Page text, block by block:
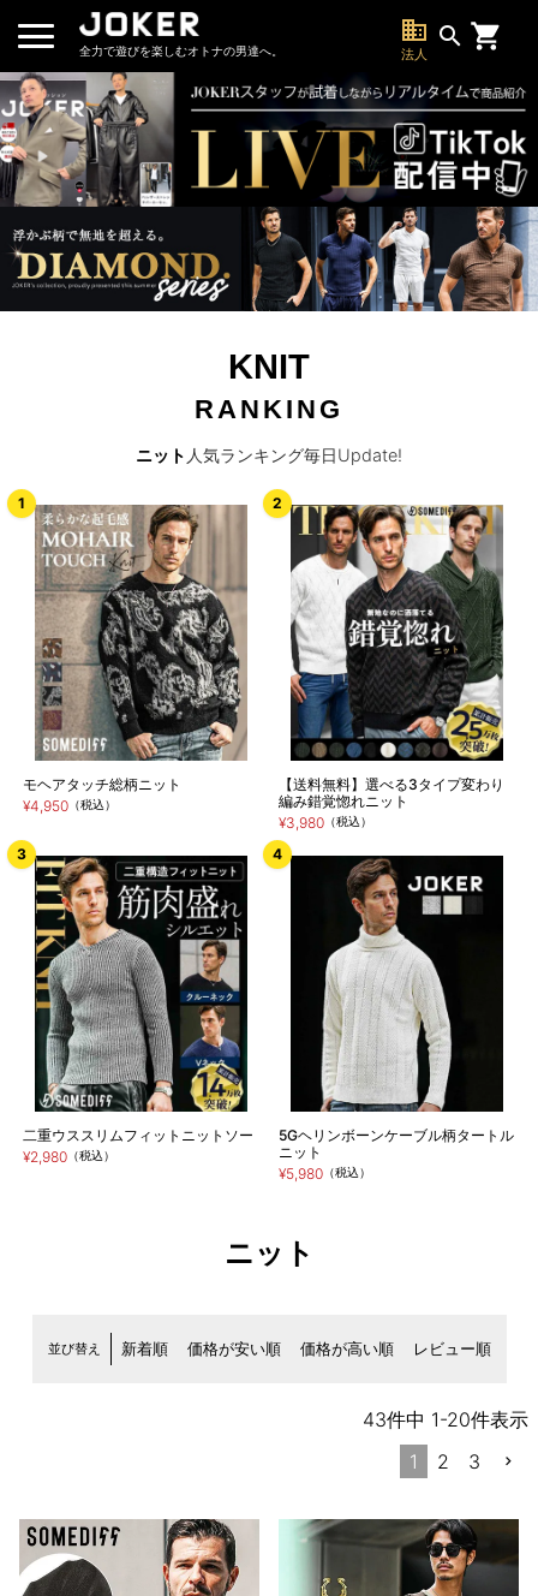
全力で遊びを楽しむオトナの男達へ。
business
法人
search
KNIT
RANKING
ニット 人気ランキング毎日Update!
モヘアタッチ総柄ニット
¥4,950（税込）
【送料無料】選べる3タイプ変わり
編み錯覚惚れニット
¥3,980（税込）
二重ウススリムフィットニットソー
¥2,980（税込）
5Gヘリンボーンケーブル柄タートル
ニット
¥5,980（税込）
ニット
並び替え 新着順 価格が安い順 価格が高い順 レビュー順
43件中 1-20件表示
1
2 3